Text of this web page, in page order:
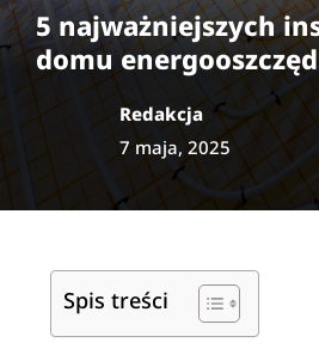
5 najważniejszych
domu
Redakcja
7 maja, 2025
Spis treści